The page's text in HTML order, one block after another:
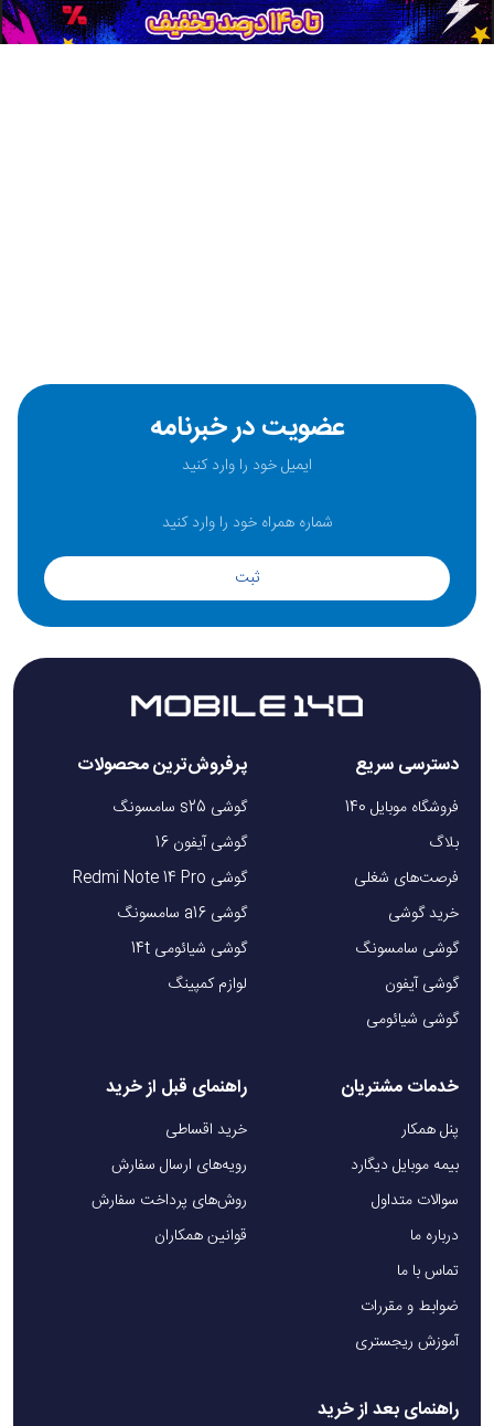
عضویت در خبرنامه
ثبت
دسترسی سریع
فروشگاه موبایل 140
بلاگ
فرصت‌های شغلی
خرید گوشی
گوشی سامسونگ
گوشی آیفون
گوشی شیائومی
پرفروش‌ترین محصولات
گوشی s25 سامسونگ
گوشی آیفون 16
گوشی Redmi Note 14 Pro
گوشی a16 سامسونگ
گوشی شیائومی 14t
لوازم کمپینگ
خدمات مشتریان
پنل همکار
بیمه موبایل دیگارد
سوالات متداول
درباره ما
تماس با ما
ضوابط و مقررات
آموزش ریجستری
راهنمای قبل از خرید
خرید اقساطی
رویه‌های ارسال سفارش
روش‌های پرداخت سفارش
قوانین همکاران
راهنمای بعد از خرید